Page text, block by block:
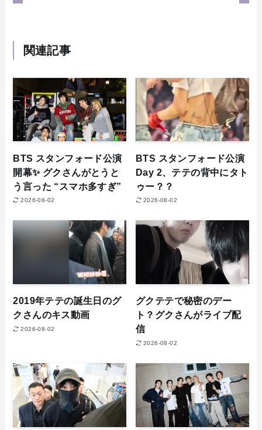
関連記事
BTS スタンフォード公演
開幕✨ グクさんがとうと
う言った “スマホ多すぎ”
2026-08-02
BTS スタンフォード公演
Day 2、テテの背中にタト
ゥー？？
2026-08-02
2019年テテの誕生日のグ
クさんのキス動画
2026-08-02
グクテテで秘密のデー
ト？グクさんがライブ配
信
2026-08-02